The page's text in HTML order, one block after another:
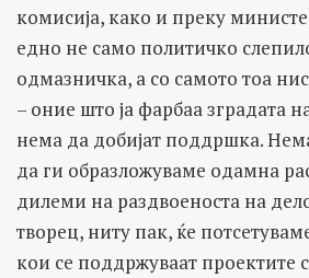
комисија, како и преку
едно не само политичко
одмазничка, а со самото тоа
– оние што ја фарбаа зградата
нема да добијат поддршка.
да ги образложуваме одамна
дилеми на раздвоеноста на
творец, ниту пак, ќе
кои се поддржуваат проектите